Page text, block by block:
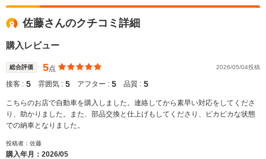
佐藤さんのクチコミ詳細
購入レビュー
総合評価 5点 2026/05/04投稿
接客 : 5 雰囲気 : 5 アフター : 5 品質 : 5
こちらのお店で自動車を購入しました。連絡してから素早い対応をしてくださ
り、助かりました。また、部品交換と仕上げもしてくださり、ピカピカな状態
での納車となりました。
投稿者：佐藤
購入年月： 2026/05